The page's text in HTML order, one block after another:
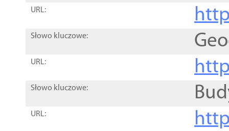
URL:
Słowo kluczowe:
URL:
Słowo kluczowe:
URL: